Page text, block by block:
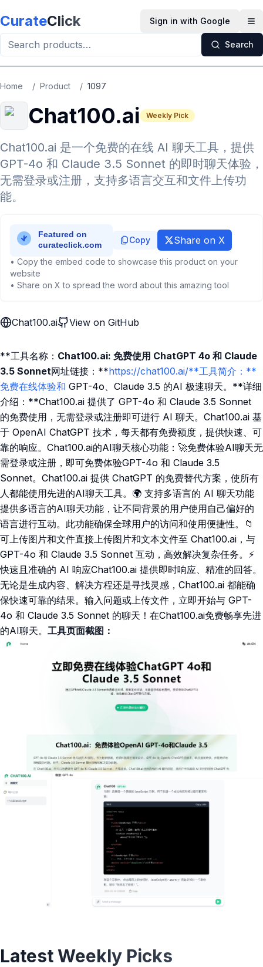
CurateClick Sign in with Google
Search
Home / Product / 1097
Chat100.ai Weekly Pick
Chat100.ai 是一个免费的在线 AI 聊天工具，提供
GPT-4o 和 Claude 3.5 Sonnet 的即时聊天体验，
无需登录或注册，支持多语言交互和文件上传功
能。
Copy Share on X
• Copy the embed code to showcase this product on your
website
• Share on X to spread the word about this amazing tool
Chat100.ai View on GitHub
**工具名称： Chat100.ai: 免费使用 ChatGPT 4o 和 Claude
3.5 Sonnet网址链接：**https://chat100.ai/**工具简介：**
免费在线体验和 GPT-4o、Claude 3.5 的AI 极速聊天。**详细
介绍：**Chat100.ai 提供了 GPT-4o 和 Claude 3.5 Sonnet
的免费使用，无需登录或注册即可进行 AI 聊天。Chat100.ai 基
于 OpenAI ChatGPT 技术，每天都有免费额度，提供快速、可
靠的响应。Chat100.ai的AI聊天核心功能：🚀免费体验AI聊天无
需登录或注册，即可免费体验GPT-4o 和 Claude 3.5
Sonnet。Chat100.ai 提供 ChatGPT 的免费替代方案，使所有
人都能使用先进的AI聊天工具。🌍 支持多语言的 AI 聊天功能
提供多语言的AI聊天功能，让不同背景的用户使用自己偏好的
语言进行互动。此功能确保全球用户的访问和使用便捷性。📁
可上传图片和文件直接上传图片和文本文件至 Chat100.ai，与
GPT-4o 和 Claude 3.5 Sonnet 互动，高效解决复杂任务。⚡
快速且准确的 AI 响应Chat100.ai 提供即时响应、精准的回答。
无论是生成内容、解决方程还是寻找灵感，Chat100.ai 都能确
保快速可靠的结果。输入问题或上传文件，立即开始与 GPT-
4o 和 Claude 3.5 Sonnet 的聊天！在Chat100.ai免费畅享先进
的AI聊天。 工具页面截图：
Latest Weekly Picks